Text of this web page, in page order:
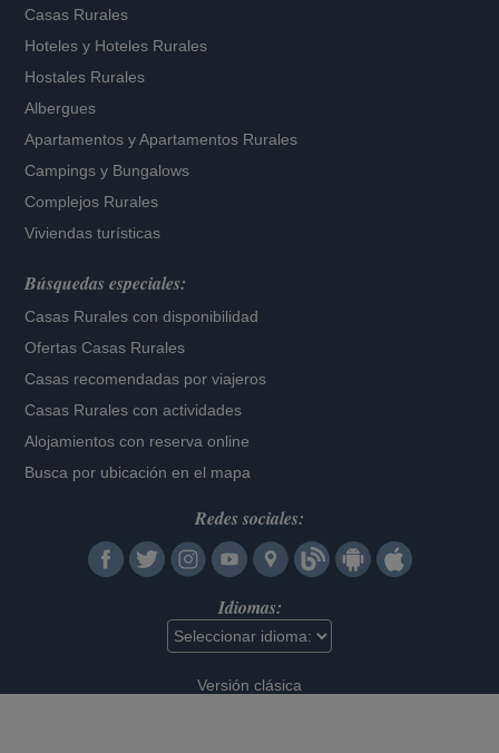
Casas Rurales
Hoteles y Hoteles Rurales
Hostales Rurales
Albergues
Apartamentos yApartamentos Rurales
Campings y Bungalows
Complejos Rurales
Viviendas turísticas
Búsquedas especiales:
Casas Rurales con disponibilidad
Ofertas Casas Rurales
Casas recomendadas por viajeros
Casas Rurales con actividades
Alojamientos con reserva online
Busca por ubicación en el mapa
Redes sociales:
Idiomas:
Versión clásica